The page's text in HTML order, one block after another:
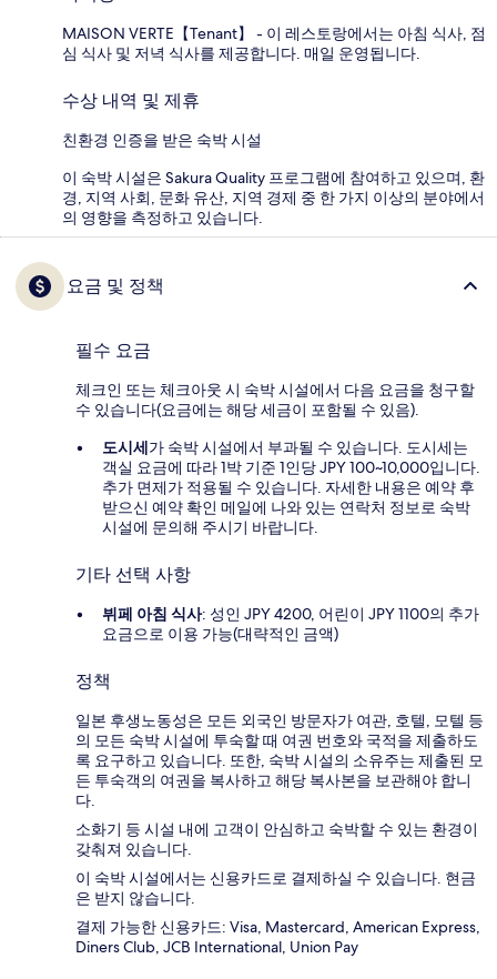
MAISON VERTE【Tenant】 - 이 레스토랑에서는 아침 식사, 점
심 식사 및 저녁 식사를 제공합니다. 매일 운영됩니다.
수상 내역 및 제휴
친환경 인증을 받은 숙박 시설
이 숙박 시설은 Sakura Quality 프로그램에 참여하고 있으며, 환
경, 지역 사회, 문화 유산, 지역 경제 중 한 가지 이상의 분야에서
의 영향을 측정하고 있습니다.
요금 및 정책
필수 요금
체크인 또는 체크아웃 시 숙박 시설에서 다음 요금을 청구할
수 있습니다(요금에는 해당 세금이 포함될 수 있음).
도시세가 숙박 시설에서 부과될 수 있습니다. 도시세는
객실 요금에 따라 1박 기준 1인당 JPY 100~10,000입니다.
추가 면제가 적용될 수 있습니다. 자세한 내용은 예약 후
받으신 예약 확인 메일에 나와 있는 연락처 정보로 숙박
시설에 문의해 주시기 바랍니다.
기타 선택 사항
뷔페 아침 식사: 성인 JPY 4200, 어린이 JPY 1100의 추가
요금으로 이용 가능(대략적인 금액)
정책
일본 후생노동성은 모든 외국인 방문자가 여관, 호텔, 모텔 등
의 모든 숙박 시설에 투숙할 때 여권 번호와 국적을 제출하도
록 요구하고 있습니다. 또한, 숙박 시설의 소유주는 제출된 모
든 투숙객의 여권을 복사하고 해당 복사본을 보관해야 합니
다.
소화기 등 시설 내에 고객이 안심하고 숙박할 수 있는 환경이
갖춰져 있습니다.
이 숙박 시설에서는 신용카드로 결제하실 수 있습니다. 현금
은 받지 않습니다.
결제 가능한 신용카드: Visa, Mastercard, American Express,
Diners Club, JCB International, Union Pay